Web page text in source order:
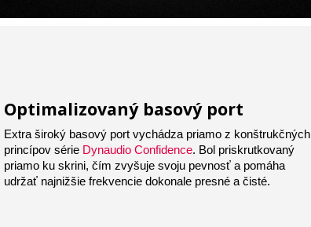
Optimalizovaný basový port
Extra široký basový port vychádza priamo z konštrukčných
princípov série Dynaudio Confidence. Bol priskrutkovaný
priamo ku skrini, čím zvyšuje svoju pevnosť a pomáha
udržať najnižšie frekvencie dokonale presné a čisté.